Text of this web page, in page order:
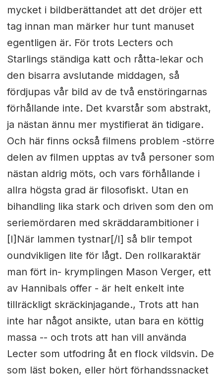
mycket i bildberättandet att det dröjer ett
tag innan man märker hur tunt manuset
egentligen är. För trots Lecters och
Starlings ständiga katt och råtta-lekar och
den bisarra avslutande middagen, så
fördjupas vår bild av de två enstöringarnas
förhållande inte. Det kvarstår som abstrakt,
ja nästan ännu mer mystifierat än tidigare.
Och här finns också filmens problem -större
delen av filmen upptas av två personer som
nästan aldrig möts, och vars förhållande i
allra högsta grad är filosofiskt. Utan en
bihandling lika stark och driven som den om
seriemördaren med skräddarambitioner i
[I]När lammen tystnar[/I] så blir tempot
oundvikligen lite för lågt. Den rollkaraktär
man fört in- krymplingen Mason Verger, ett
av Hannibals offer - är helt enkelt inte
tillräckligt skräckinjagande., Trots att han
inte har något ansikte, utan bara en köttig
massa -- och trots att han vill använda
Lecter som utfodring åt en flock vildsvin. De
som läst boken, eller hört förhandssnacket